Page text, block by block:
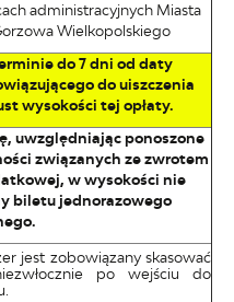
administracyjnych Miasta
Wielkopolskiego
do 7 dni od daty
do uiszczenia
wysokości tej opłaty.
uwzględniając ponoszone
związanych ze zwrotem
w wysokości nie
biletu jednorazowego
jest zobowiązany skasować
po wejściu do